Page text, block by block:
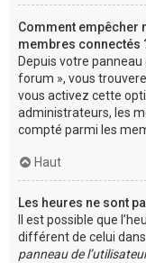
Comment empêcher
membres connectés
Depuis votre
forum », vous
vous activez cette
administrateurs, les
compté parmi les
Haut
Les heures ne sont
Il est possible que
différent de celui
panneau de